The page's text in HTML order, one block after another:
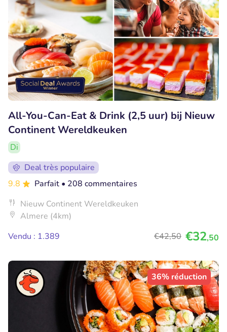
All-You-Can-Eat & Drink (2,5 uur) bij Nieuw
Continent Wereldkeuken
Di
Deal très populaire
9.8
Parfait • 208 commentaires
Nieuw Continent Wereldkeuken
Almere (4km)
Vendu : 1.389
€42,50 €32,50
36% réduction